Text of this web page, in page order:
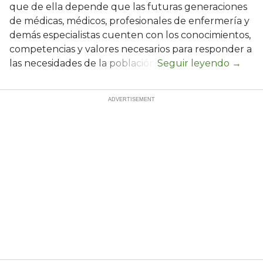
que de ella depende que las futuras generaciones
de médicas, médicos, profesionales de enfermería y
demás especialistas cuenten con los conocimientos,
competencias y valores necesarios para responder a
las necesidades de la población.